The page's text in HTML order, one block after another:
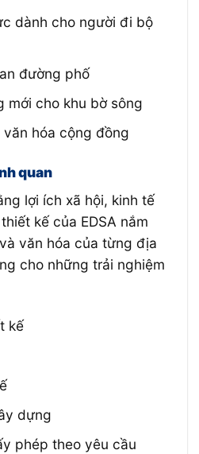
dành cho người đi bộ
đường phố
mới cho khu bờ sông
hóa cộng đồng
quan
lợi ích xã hội, kinh tế
kế của EDSA nắm
văn hóa của từng địa
cho những trải nghiệm
kế
dựng
phép theo yêu cầu